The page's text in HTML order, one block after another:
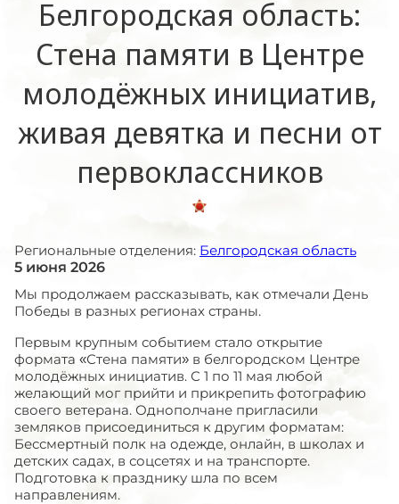
Белгородская область:
Стена памяти в Центре
молодёжных инициатив,
живая девятка и песни от
первоклассников
Региональные отделения: Белгородская область
5 июня 2026
Мы продолжаем рассказывать, как отмечали День
Победы в разных регионах страны.
Первым крупным событием стало открытие
формата «Стена памяти» в белгородском Центре
молодёжных инициатив. С 1 по 11 мая любой
желающий мог прийти и прикрепить фотографию
своего ветерана. Однополчане пригласили
земляков присоединиться к другим форматам:
Бессмертный полк на одежде, онлайн, в школах и
детских садах, в соцсетях и на транспорте.
Подготовка к празднику шла по всем
направлениям.